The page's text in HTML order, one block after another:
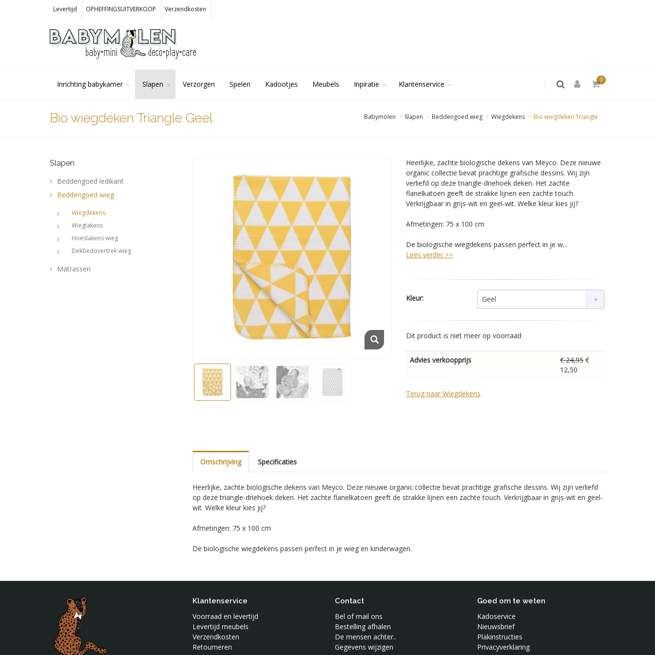
Levertijd OPHEFFINGSUITVERKOOP Verzendkosten
0
Inrichting babykamer Slapen Verzorgen Spelen Kadootjes Meubels Inpiratie Klantenservice
Babymolen Slapen Beddengoed wieg Wiegdekens Bio wiegdeken Triangle
Bio wiegdeken Triangle Geel
Heerlijke, zachte biologische dekens van Meyco. Deze nieuwe
organic collectie bevat prachtige grafische dessins. Wij zijn
verliefd op deze triangle-driehoek deken. Het zachte
flanelkatoen geeft de strakke lijnen een zachte touch.
Verkrijgbaar in grijs-wit en geel-wit. Welke kleur kies jij?
Afmetingen: 75 x 100 cm
De biologische wiegdekens passen perfect in je w...
Lees verder >>
Kleur: Geel
Dit product is niet meer op voorraad
Advies verkoopprijs € 24,95 €
12,50
Terug naar Wiegdekens
Omschrijving Specificaties
Heerlijke, zachte biologische dekens van Meyco. Deze nieuwe organic collectie bevat prachtige grafische dessins. Wij zijn verliefd
op deze triangle-driehoek deken. Het zachte flanelkatoen geeft de strakke lijnen een zachte touch. Verkrijgbaar in grijs-wit en geel-
wit. Welke kleur kies jij?
Afmetingen: 75 x 100 cm
De biologische wiegdekens passen perfect in je wieg en kinderwagen.
Slapen
Beddengoed ledikant
Beddengoed wieg
Wiegdekens
Wieglakens
Hoeslakens wieg
Dekbedovertrek wieg
Matrassen
Klantenservice
Voorraad en levertijd
Levertijd meubels
Verzendkosten
Retourneren
Contact
Bel of mail ons
Bestelling afhalen
De mensen achter..
Gegevens wijzigen
Goed om te weten
Kadoservice
Nieuwsbrief
Plakinstructies
Privacyverklaring